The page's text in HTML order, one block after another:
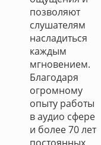
позволяют
слушателям
насладиться
каждым
мгновением.
Благодаря
огромному
опыту работы
в аудио сфере
и более 70 лет